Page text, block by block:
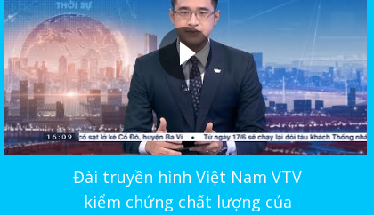
Đài truyền hình Việt Nam VTV
kiểm chứng chất lượng của